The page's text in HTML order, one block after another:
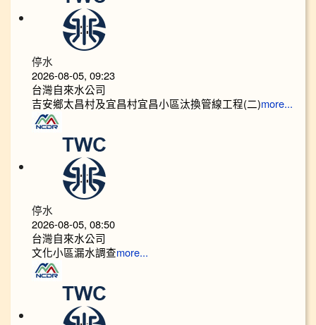
停水
2026-08-05, 09:23
台灣自來水公司
吉安鄉太昌村及宜昌村宜昌小區汰換管線工程(二)more...
停水
2026-08-05, 08:50
台灣自來水公司
文化小區漏水調查more...